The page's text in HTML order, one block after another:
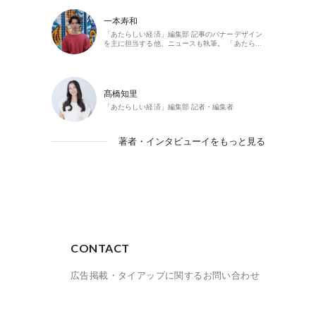
一本寿和
「あたらしい経済」編集部 記事のバナーデザイン
を主に担当する他、ニュースも執筆。 「あたら…
髙橋知里
「あたらしい経済」編集部 記者・編集者
著者・インタビューイをもっと見る
CONTACT
広告掲載・タイアップに関するお問い合わせ